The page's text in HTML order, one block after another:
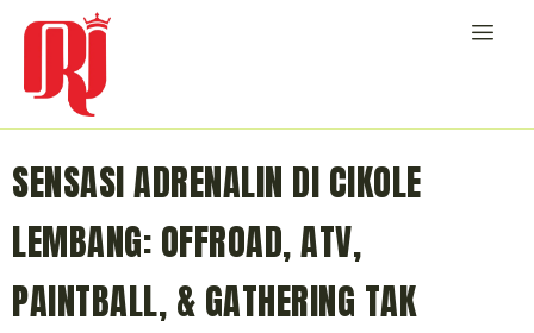
SENSASI ADRENALIN DI CIKOLE
LEMBANG: OFFROAD, ATV,
PAINTBALL, & GATHERING TAK